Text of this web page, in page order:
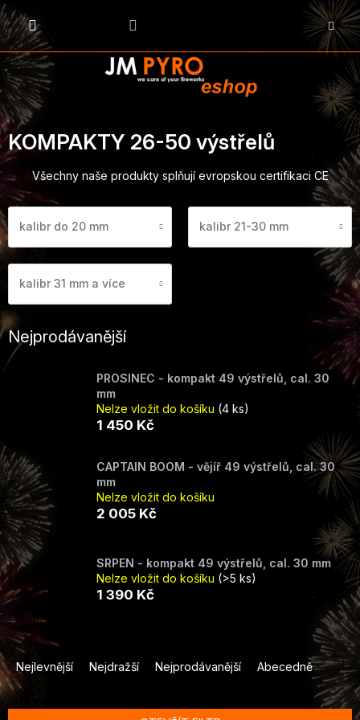
Přejít
na
obsah
KOŠÍK
KOMPAKTY 26-50 výstřelů
Všechny naše produkty splňují evropskou certifikaci CE
kalibr do 20 mm kalibr 21-30 mm
kalibr 31 mm a více
Nejprodávanější
PROSINEC - kompakt 49 výstřelů, cal. 30
mm
Nelze vložit do košíku (4 ks)
1 450 Kč
CAPTAIN BOOM - vějíř 49 výstřelů, cal. 30
mm
Nelze vložit do košíku
2 005 Kč
SRPEN - kompakt 49 výstřelů, cal. 30 mm
Nelze vložit do košíku (>5 ks)
1 390 Kč
Ř
a
z
e
Nejlevnější Nejdražší Nejprodávanější Abecedně